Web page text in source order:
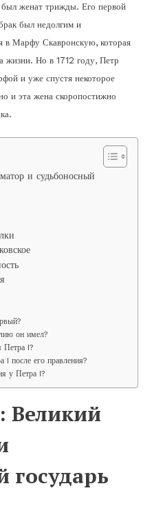
женат трижды. Его первой
был недолгим и
в Марфу Скавронскую, которая
жизни. Но в 1712 году, Петр
и уже спустя некоторое
и эта жена скоропостижно
и судьбоносный
он имел?
Петра I?
I после его правления?
у Петра I?
Великий
государь